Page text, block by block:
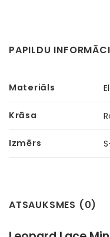
PAPILDU
Materiāls
Krāsa
Izmērs
ATSAUKSMES (0)